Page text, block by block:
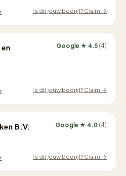
Is dit jouw bedrijf? Claim →
Google ★ 4.5 (4)
Is dit jouw bedrijf? Claim →
B.V. Google ★ 4.0 (4)
Is dit jouw bedrijf? Claim →